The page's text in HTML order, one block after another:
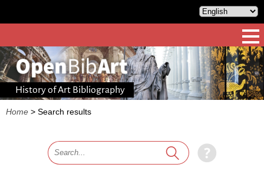
History of Art Bibliography
Home > Search results